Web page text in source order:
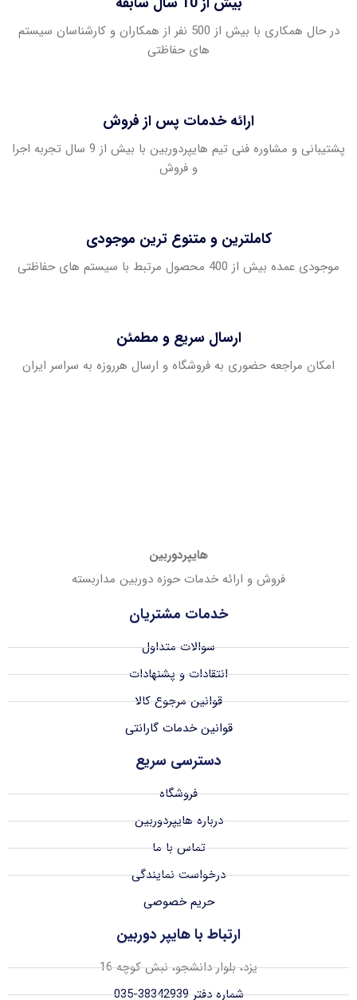
در حال همکاری با بیش از 500 نفر از همکاران و کارشناسان سیستم
های حفاظتی
ارائه خدمات پس از فروش
پشتیبانی و مشاوره فنی تیم هایپردوربین با بیش از 9 سال تجربه اجرا
و فروش
کاملترین و متنوع ترین موجودی
موجودی عمده بیش از 400 محصول مرتبط با سیستم های حفاظتی
ارسال سریع و مطمئن
امکان مراجعه حضوری به فروشگاه و ارسال هرروزه به سراسر ایران
هایپردوربین
فروش و ارائه خدمات حوزه دوربین مداربسته
خدمات مشتریان
سوالات متداول
انتقادات و پشنهادات
قوانین مرجوع کالا
قوانین خدمات گارانتی
دسترسی سریع
فروشگاه
درباره هایپردوربین
تماس با ما
درخواست نمایندگی
حریم خصوصی
ارتباط با هایپر دوربین
یزد، بلوار دانشجو، نبش کوچه 16
شماره دفتر 38342939-035